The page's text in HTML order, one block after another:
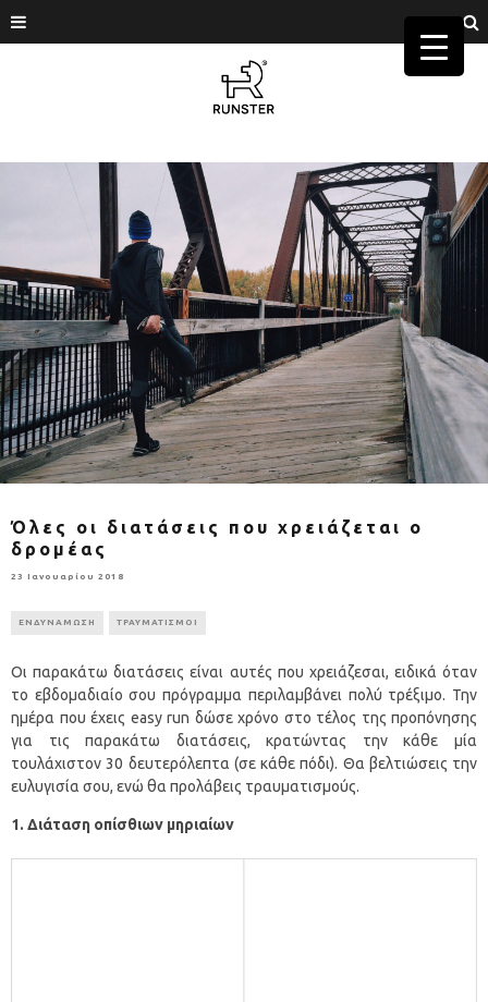
Όλες οι διατάσεις που χρειάζεται ο
δρομέας
23 Ιανουαρίου 2018
ΕΝΔΥΝΑΜΩΣΗ ΤΡΑΥΜΑΤΙΣΜΟΙ
Οι παρακάτω διατάσεις είναι αυτές που χρειάζεσαι, ειδικά όταν
το εβδομαδιαίο σου πρόγραμμα περιλαμβάνει πολύ τρέξιμο. Την
ημέρα που έχεις easy run δώσε χρόνο στο τέλος της προπόνησης
για τις παρακάτω διατάσεις, κρατώντας την κάθε μία
τουλάχιστον 30 δευτερόλεπτα (σε κάθε πόδι). Θα βελτιώσεις την
ευλυγισία σου, ενώ θα προλάβεις τραυματισμούς.
1. Διάταση οπίσθιων μηριαίων